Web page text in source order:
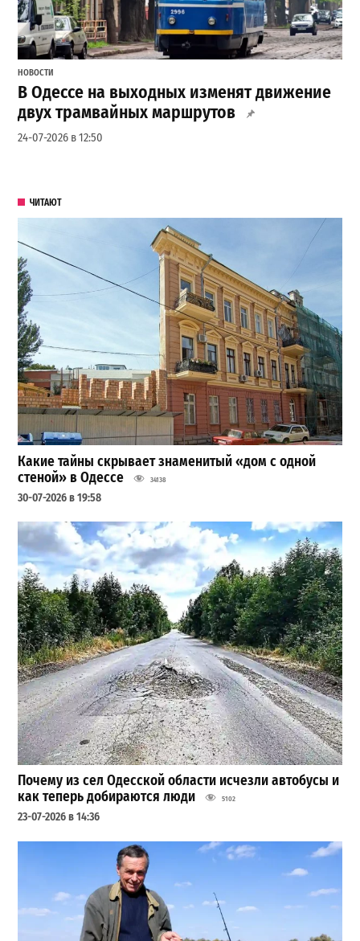
НОВОСТИ
В Одессе на выходных изменят движение
двух трамвайных маршрутов
24-07-2026 в 12:50
ЧИТАЮТ
Какие тайны скрывает знаменитый «дом с одной
стеной» в Одессе
34138
30-07-2026 в 19:58
Почему из сел Одесской области исчезли автобусы и
как теперь добираются люди
5102
23-07-2026 в 14:36